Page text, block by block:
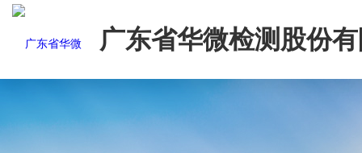
广东省华微检测股份